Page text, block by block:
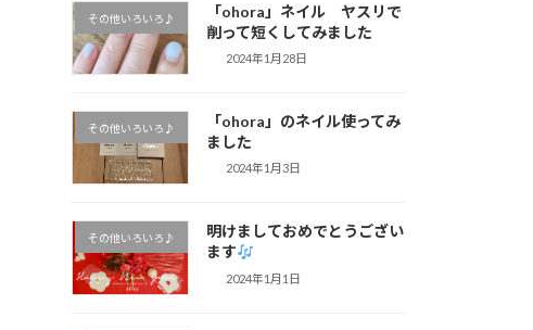
その他いろいろ♪
「ohora」ネイル ヤスリで
削って短くしてみました
2024年1月28日
その他いろいろ♪
「ohora」のネイル使ってみ
ました
2024年1月3日
その他いろいろ♪
明けましておめでとうござい
ます
2024年1月1日